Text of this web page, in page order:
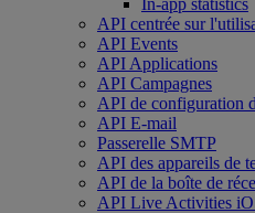
In-app statistics
API centrée sur
API Events
API Applications
API Campagnes
API de configuration
API E-mail
Passerelle SMTP
API des appareils de
API de la boîte de
API Live Activities